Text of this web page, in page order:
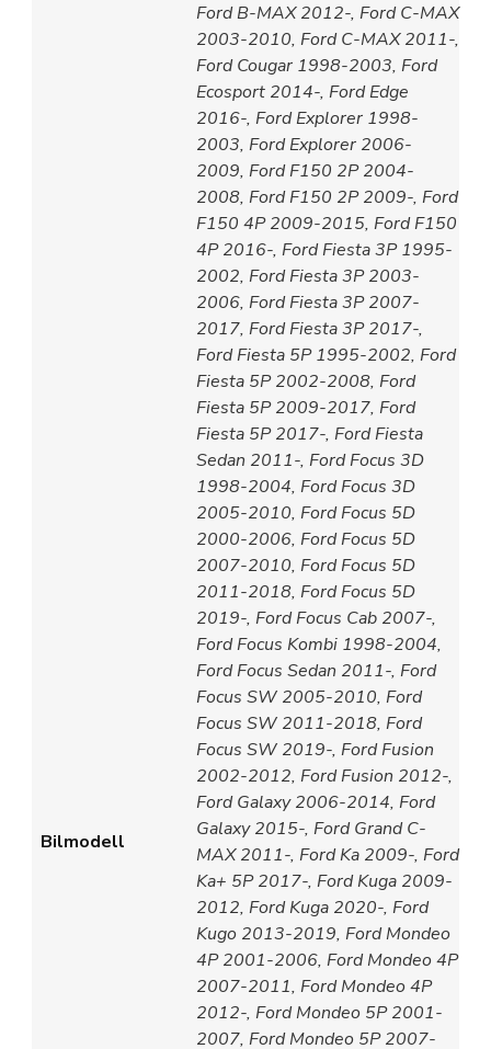
Bilmodell
Ford B-MAX 2012-, Ford C-MAX
2003-2010, Ford C-MAX 2011-,
Ford Cougar 1998-2003, Ford
Ecosport 2014-, Ford Edge
2016-, Ford Explorer 1998-
2003, Ford Explorer 2006-
2009, Ford F150 2P 2004-
2008, Ford F150 2P 2009-, Ford
F150 4P 2009-2015, Ford F150
4P 2016-, Ford Fiesta 3P 1995-
2002, Ford Fiesta 3P 2003-
2006, Ford Fiesta 3P 2007-
2017, Ford Fiesta 3P 2017-,
Ford Fiesta 5P 1995-2002, Ford
Fiesta 5P 2002-2008, Ford
Fiesta 5P 2009-2017, Ford
Fiesta 5P 2017-, Ford Fiesta
Sedan 2011-, Ford Focus 3D
1998-2004, Ford Focus 3D
2005-2010, Ford Focus 5D
2000-2006, Ford Focus 5D
2007-2010, Ford Focus 5D
2011-2018, Ford Focus 5D
2019-, Ford Focus Cab 2007-,
Ford Focus Kombi 1998-2004,
Ford Focus Sedan 2011-, Ford
Focus SW 2005-2010, Ford
Focus SW 2011-2018, Ford
Focus SW 2019-, Ford Fusion
2002-2012, Ford Fusion 2012-,
Ford Galaxy 2006-2014, Ford
Galaxy 2015-, Ford Grand C-
MAX 2011-, Ford Ka 2009-, Ford
Ka+ 5P 2017-, Ford Kuga 2009-
2012, Ford Kuga 2020-, Ford
Kugo 2013-2019, Ford Mondeo
4P 2001-2006, Ford Mondeo 4P
2007-2011, Ford Mondeo 4P
2012-, Ford Mondeo 5P 2001-
2007, Ford Mondeo 5P 2007-